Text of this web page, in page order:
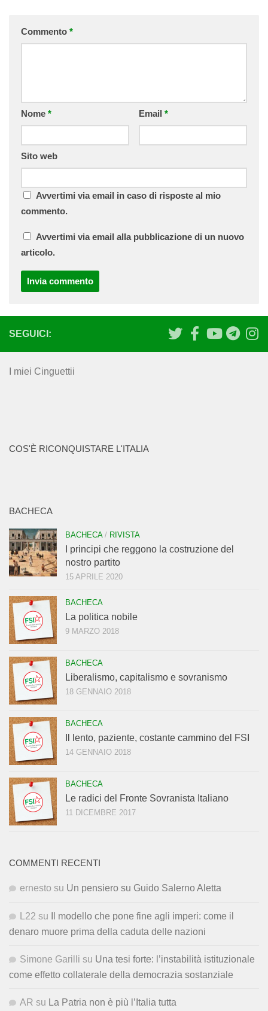
Commento *
Nome * Email *
Sito web
Avvertimi via email in caso di risposte al mio
commento.
Avvertimi via email alla pubblicazione di un nuovo
articolo.
SEGUICI:
I miei Cinguettii
COS'È RICONQUISTARE L'ITALIA
BACHECA
BACHECA/ RIVISTA
I principi che reggono la costruzione del
nostro partito
15 APRILE 2020
BACHECA
La politica nobile
9 MARZO 2018
BACHECA
Liberalismo, capitalismo e sovranismo
18 GENNAIO 2018
BACHECA
Il lento, paziente, costante cammino del FSI
14 GENNAIO 2018
BACHECA
Le radici del Fronte Sovranista Italiano
11 DICEMBRE 2017
COMMENTI RECENTI
ernesto su Un pensiero su Guido Salerno Aletta
L22 su
Il modello che pone fine agli imperi: come il
denaro muore prima della caduta delle nazioni
Simone Garilli su Una tesi forte: l’instabilità istituzionale
come effetto collaterale della democrazia sostanziale
AR su La Patria non è più l’Italia tutta